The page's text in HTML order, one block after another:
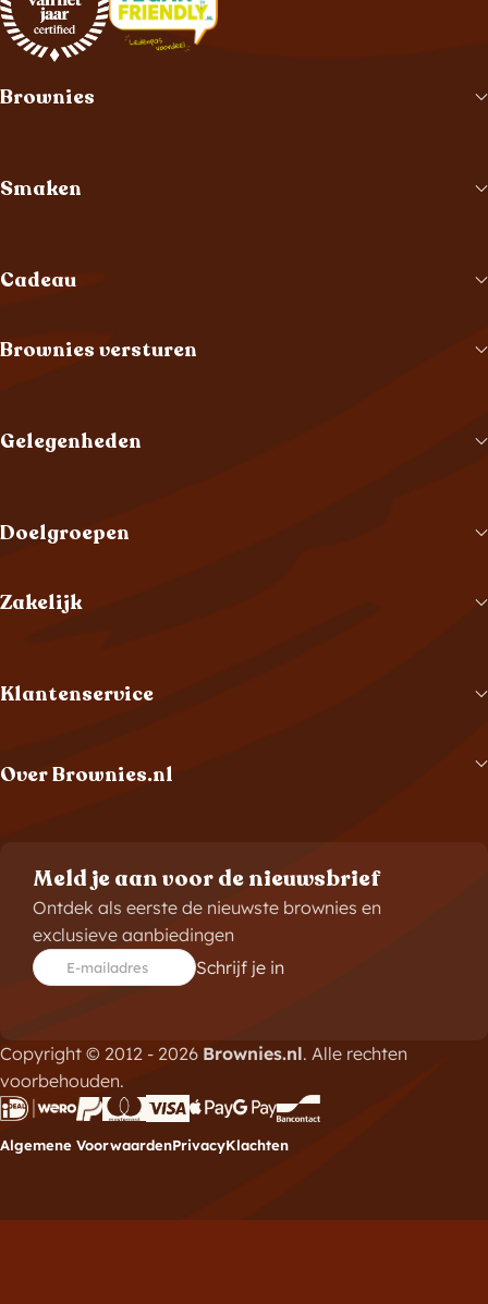
Brownies
Smaken
Cadeau
Brownies versturen
Gelegenheden
Doelgroepen
Zakelijk
Klantenservice
Over Brownies.nl
Meld je aan voor de nieuwsbrief
Ontdek als eerste de nieuwste brownies en
exclusieve aanbiedingen
E-mailadres Schrijf je in
Copyright © 2012 - 2026 Brownies.nl. Alle rechten
voorbehouden.
Algemene VoorwaardenPrivacyKlachten